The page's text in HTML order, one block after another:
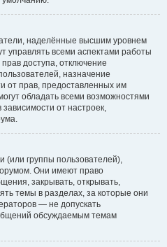
наделённые высшим уровнем
управлять всеми аспектами работы
доступа, отключение
назначение
от прав, предоставленных им
обладать всеми возможностями
от настроек,
(или группы пользователей),
Они имеют право
закрывать, открывать,
темы в разделах, за которые они
— не допускать
обсуждаемым темам